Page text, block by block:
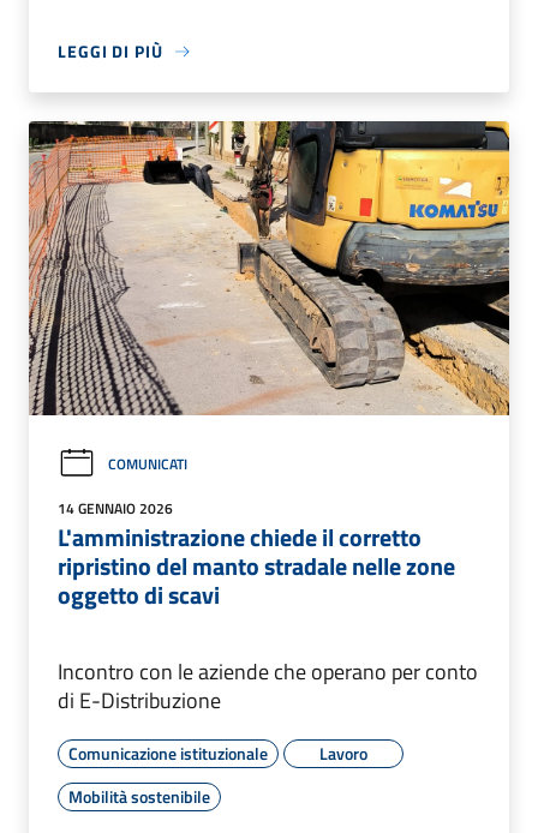
LEGGI DI PIÙ
COMUNICATI
14 GENNAIO 2026
L'amministrazione chiede il corretto
ripristino del manto stradale nelle zone
oggetto di scavi
Incontro con le aziende che operano per conto
di E-Distribuzione
Comunicazione istituzionale
Lavoro
Mobilità sostenibile